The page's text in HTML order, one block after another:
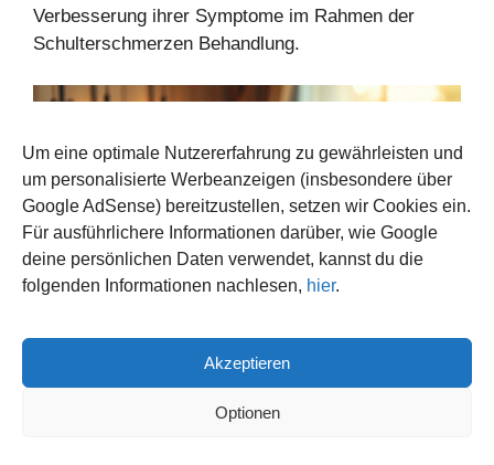
Um eine optimale Nutzererfahrung zu gewährleisten und
um personalisierte Werbeanzeigen (insbesondere über
Google AdSense) bereitzustellen, setzen wir Cookies ein.
Für ausführlichere Informationen darüber, wie Google
deine persönlichen Daten verwendet, kannst du die
folgenden Informationen nachlesen, hier.
Akzeptieren
Optionen
Verbesserung ihrer Symptome im Rahmen der
Schulterschmerzen Behandlung.
Schulterschmerzen, insbesondere Schmerzen in